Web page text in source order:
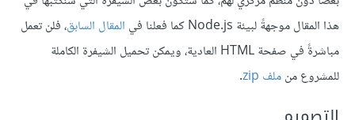
هذا المقال موجهةً لبيئة Node.js كما فعلنا في
المقال السابق، فلن تعمل
مباشرةً في صفحة HTML العادية، ويمكن تحميل الشيفرة الكاملة
للمشروع منملف zip .